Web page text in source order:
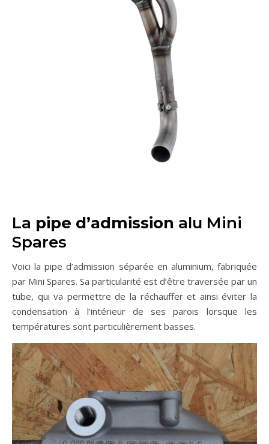
La pipe d’admission alu Mini
Spares
Voici la pipe d’admission séparée en aluminium, fabriquée
par Mini Spares. Sa particularité est d’être traversée par un
tube, qui va permettre de la réchauffer et ainsi éviter la
condensation à l’intérieur de ses parois lorsque les
températures sont particulièrement basses.